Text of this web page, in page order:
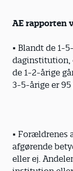
AE rapporten
• Blandt de 1-
daginstitution,
de 1-2-årige
3-5-årige er
• Forældrenes
afgørende
eller ej.